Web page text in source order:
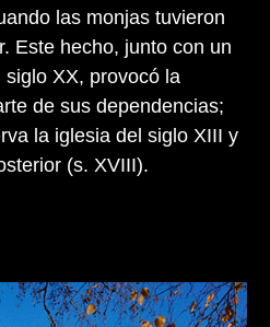
las monjas tuvieron
Este hecho, junto con un
XX, provocó la
de sus dependencias;
la iglesia del siglo XIII y
(s. XVIII).